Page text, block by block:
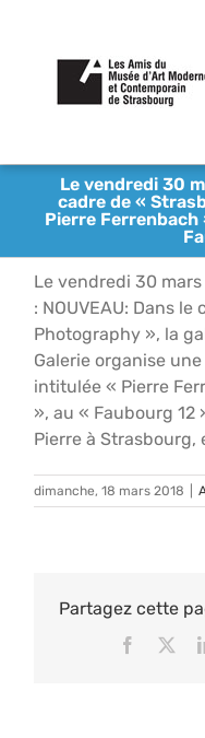
contenu
L’association
Agenda
Actualités
Acquisitions et
Editions
Le MAMCS
Contact
Le vendredi 30
cadre de «
Pierre
Le vendredi 30
: NOUVEAU: Dans
Photography », la
Galerie organise
intitulée « Pierre
», au « Faubourg 12
Pierre à Strasbourg,
dimanche, 18 mars 2018
Partagez cette
Facebook